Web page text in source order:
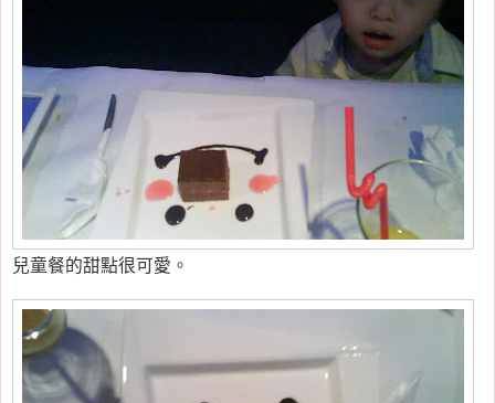
兒童餐的甜點很可愛。